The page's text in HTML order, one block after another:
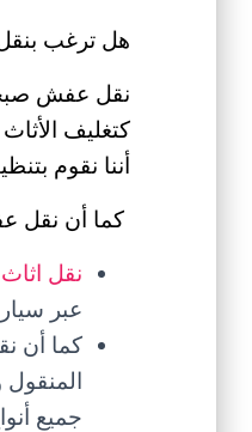
هل ترغب
نقل عفش
كتغليف
أننا نقوم
كما أن نقل
نقل اثاث
عبر
كما أن
جميع